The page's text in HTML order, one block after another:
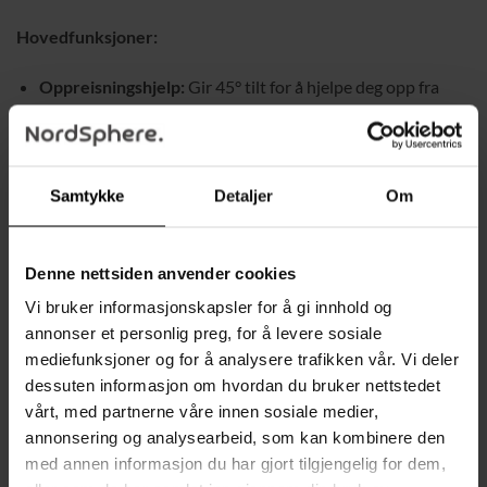
Samtykke Detaljer Om
Denne nettsiden anvender cookies
Vi bruker informasjonskapsler for å gi innhold og
annonser et personlig preg, for å levere sosiale
mediefunksjoner og for å analysere trafikken vår. Vi deler
dessuten informasjon om hvordan du bruker nettstedet
vårt, med partnerne våre innen sosiale medier,
annonsering og analysearbeid, som kan kombinere den
med annen informasjon du har gjort tilgjengelig for dem,
Hovedfunksjoner:
Oppreisningshjelp: Gir 45° tilt for å hjelpe deg opp fra
Liggfunksjon:
Justerbart ryggstøtte opptil 135° med
Komfortabel design:Tykk polstring, pocketfjærer og
pustende polyesterstoff.
Praktisk bruk:Sidestøtter og koppholdere for
oppbevaring av eiendeler og drikke.
Robust konstruksjon:Solid metallramme som tåler en
vektkapasitet på opptil 150 kg.